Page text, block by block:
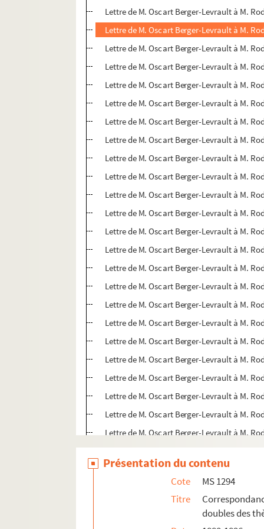
Lettre de M. Oscart Berger-Levrault à M.
Lettre de M. Oscart Berger-Levrault à M.
Lettre de M. Oscart Berger-Levrault à M.
Lettre de M. Oscart Berger-Levrault à M.
Lettre de M. Oscart Berger-Levrault à M.
Lettre de M. Oscart Berger-Levrault à M.
Lettre de M. Oscart Berger-Levrault à M.
Lettre de M. Oscart Berger-Levrault à M.
Lettre de M. Oscart Berger-Levrault à M.
Lettre de M. Oscart Berger-Levrault à M.
Lettre de M. Oscart Berger-Levrault à M.
Lettre de M. Oscart Berger-Levrault à M.
Lettre de M. Oscart Berger-Levrault à M.
Lettre de M. Oscart Berger-Levrault à M.
Lettre de M. Oscart Berger-Levrault à M.
Lettre de M. Oscart Berger-Levrault à M.
Lettre de M. Oscart Berger-Levrault à M.
Lettre de M. Oscart Berger-Levrault à M.
Lettre de M. Oscart Berger-Levrault à M.
Lettre de M. Oscart Berger-Levrault à M.
Lettre de M. Oscart Berger-Levrault à M.
Lettre de M. Oscart Berger-Levrault à M.
Lettre de M. Oscart Berger-Levrault à M.
Lettre de M. Oscart Berger-Levrault à M.
Lettre de M. Oscart Berger-Levrault à M.
Lettre de M. Oscart Berger-Levrault à M.
Lettre de M. Oscart Berger-Levrault à M.
Lettre de M. Oscart Berger-Levrault à M.
Présentation du contenu
Cote
MS 1294
Titre
doubles des